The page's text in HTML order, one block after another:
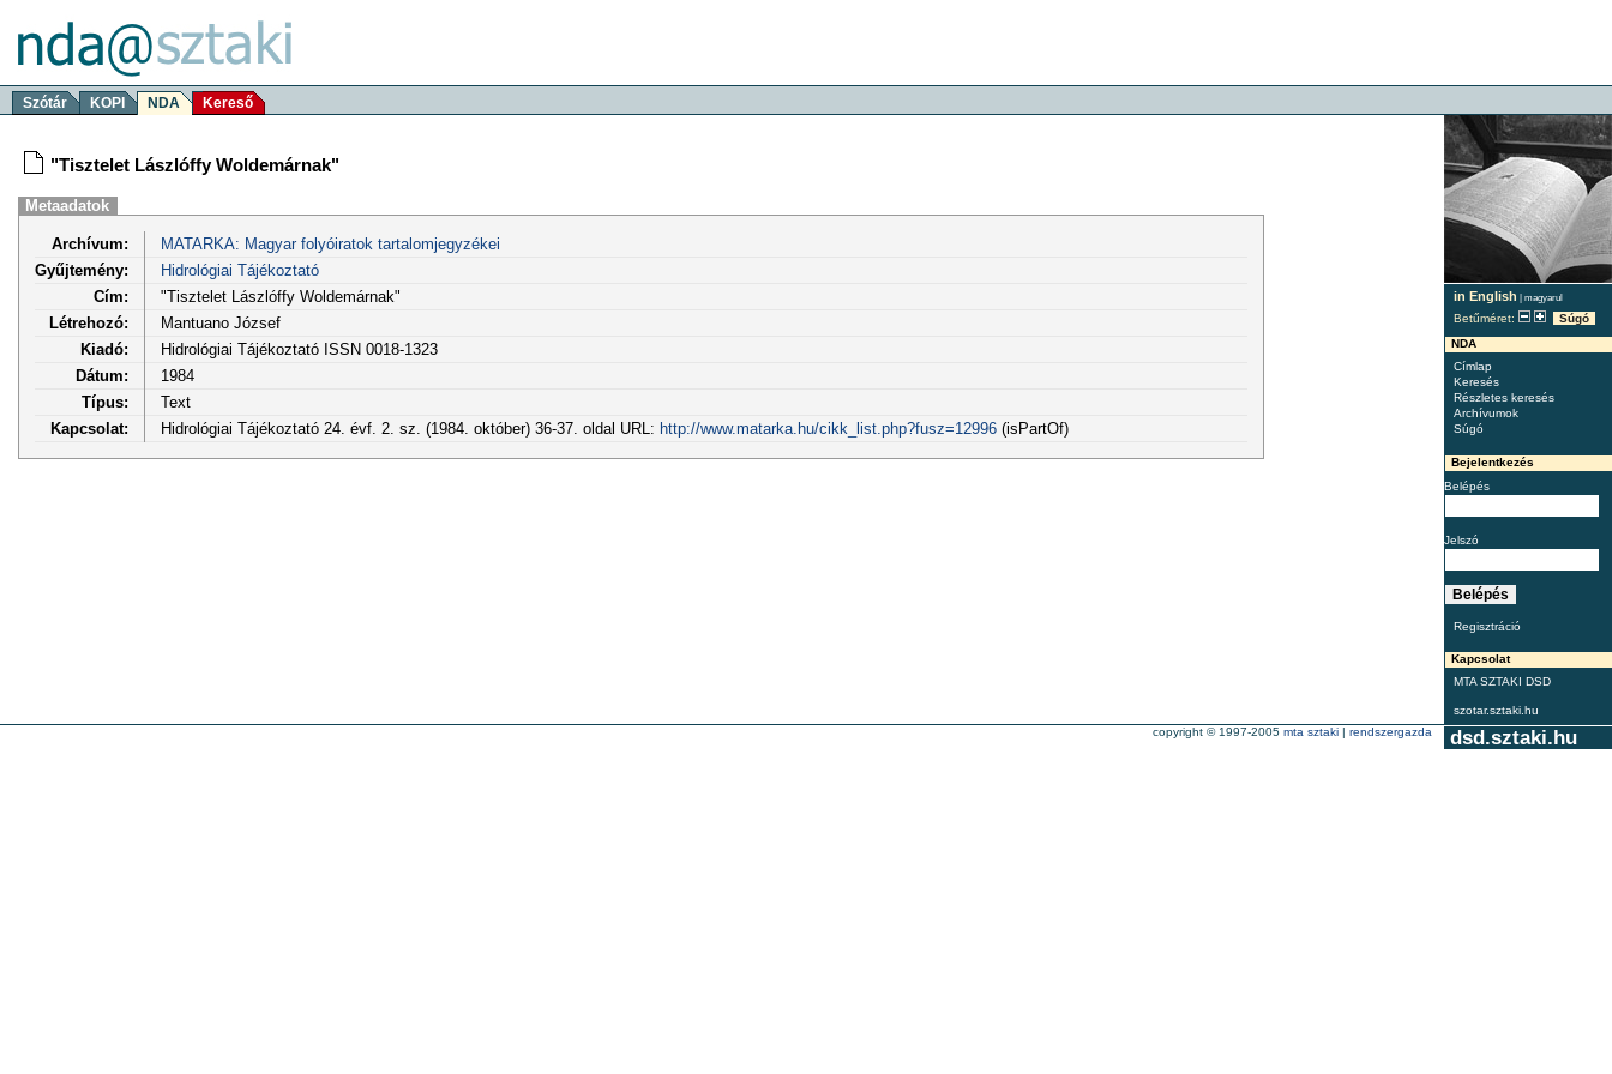
Szótár KOPI NDA Kereső
in English | magyarul
Betűméret:
Súgó
NDA
Címlap
Keresés
Részletes keresés
Archívumok
Súgó
Bejelentkezés
Belépés
Jelszó
Regisztráció
Kapcsolat
MTA SZTAKI DSD
szotar.sztaki.hu
"Tisztelet Lászlóffy Woldemárnak"
Metaadatok
Archívum:
MATARKA: Magyar folyóiratok tartalomjegyzékei
Gyűjtemény:
Hidrológiai Tájékoztató
Cím:
"Tisztelet Lászlóffy Woldemárnak"
Létrehozó:
Mantuano József
Kiadó:
Hidrológiai Tájékoztató ISSN 0018-1323
Dátum:
1984
Típus:
Text
Kapcsolat:
Hidrológiai Tájékoztató 24. évf. 2. sz. (1984. október) 36-37. oldal URL: http://www.matarka.hu/cikk_list.php?fusz=12996(isPartOf)
dsd.sztaki.hu
copyright © 1997-2005 mta sztaki | rendszergazda